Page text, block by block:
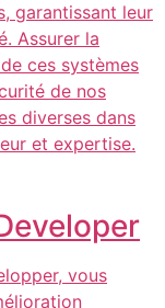
garantissant leur
Assurer la
ces systèmes
de nos
diverses dans
et expertise.
vous